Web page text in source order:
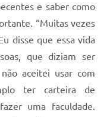
e saber como
“Muitas vezes
disse que essa vida
que diziam ser
aceitei usar com
ter carteira de
uma faculdade.